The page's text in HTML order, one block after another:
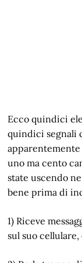
Ecco quindici
quindici segnali
uno ma cento
state uscendo
bene prima di
1) Riceve
sul suo